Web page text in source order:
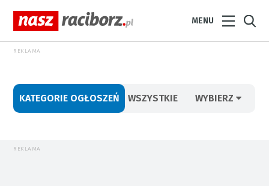
MENU
REKLAMA
KATEGORIE OGŁOSZEŃ WSZYSTKIE WYBIERZ
REKLAMA